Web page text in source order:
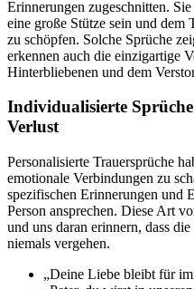
Erinnerungen zugeschnitten.
eine große Stütze sein und dem
zu schöpfen. Solche Sprüche
erkennen auch die einzigartige
Hinterbliebenen und dem
Individualisierte
Verlust
Personalisierte Trauersprüche
emotionale Verbindungen zu
spezifischen Erinnerungen und
Person ansprechen. Diese Art
und uns daran erinnern, dass
niemals vergehen.
„Deine Liebe bleibt für